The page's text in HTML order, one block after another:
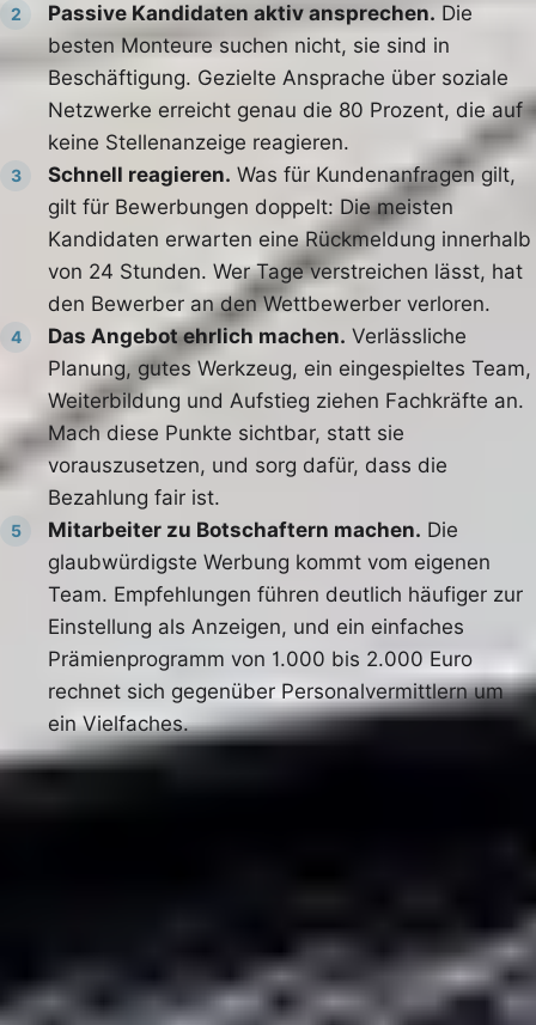
2 Passive Kandidaten aktiv ansprechen. Die
besten Monteure suchen nicht, sie sind in
Beschäftigung. Gezielte Ansprache über soziale
Netzwerke erreicht genau die 80 Prozent, die auf
keine Stellenanzeige reagieren.
3 Schnell reagieren. Was für Kundenanfragen gilt,
gilt für Bewerbungen doppelt: Die meisten
Kandidaten erwarten eine Rückmeldung innerhalb
von 24 Stunden. Wer Tage verstreichen lässt, hat
den Bewerber an den Wettbewerber verloren.
4 Das Angebot ehrlich machen. Verlässliche
Planung, gutes Werkzeug, ein eingespieltes Team,
Weiterbildung und Aufstieg ziehen Fachkräfte an.
Mach diese Punkte sichtbar, statt sie
vorauszusetzen, und sorg dafür, dass die
Bezahlung fair ist.
5 Mitarbeiter zu Botschaftern machen. Die
glaubwürdigste Werbung kommt vom eigenen
Team. Empfehlungen führen deutlich häufiger zur
Einstellung als Anzeigen, und ein einfaches
Prämienprogramm von 1.000 bis 2.000 Euro
rechnet sich gegenüber Personalvermittlern um
ein Vielfaches.
Standardanzeige
nur aktiv Suchende
(~20 %)
sinkend